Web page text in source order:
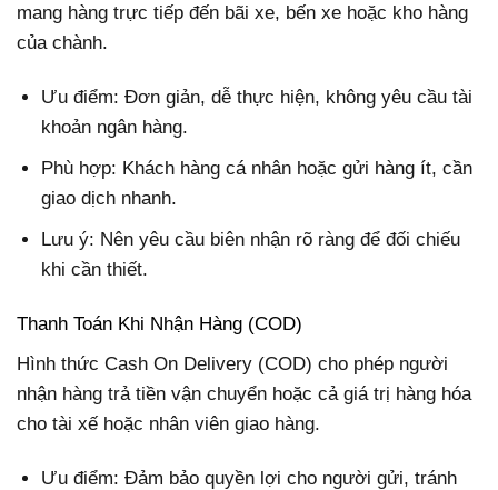
mang hàng trực tiếp đến bãi xe, bến xe hoặc kho hàng
của chành.
Ưu điểm: Đơn giản, dễ thực hiện, không yêu cầu tài
khoản ngân hàng.
Phù hợp: Khách hàng cá nhân hoặc gửi hàng ít, cần
giao dịch nhanh.
Lưu ý: Nên yêu cầu biên nhận rõ ràng để đối chiếu
khi cần thiết.
Thanh Toán Khi Nhận Hàng (COD)
Hình thức Cash On Delivery (COD) cho phép người
nhận hàng trả tiền vận chuyển hoặc cả giá trị hàng hóa
cho tài xế hoặc nhân viên giao hàng.
Ưu điểm: Đảm bảo quyền lợi cho người gửi, tránh